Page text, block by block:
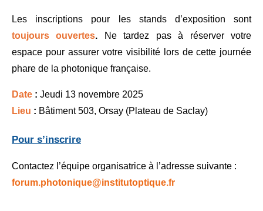
Les inscriptions pour les stands d’exposition sont
toujours ouvertes.
Ne tardez pas à réserver votre
espace pour assurer votre visibilité lors de cette journée
phare de la photonique française.
Date : Jeudi 13 novembre 2025
Lieu : Bâtiment 503, Orsay (Plateau de Saclay)
Pour s’inscrire
forum.photonique@institutoptique.fr